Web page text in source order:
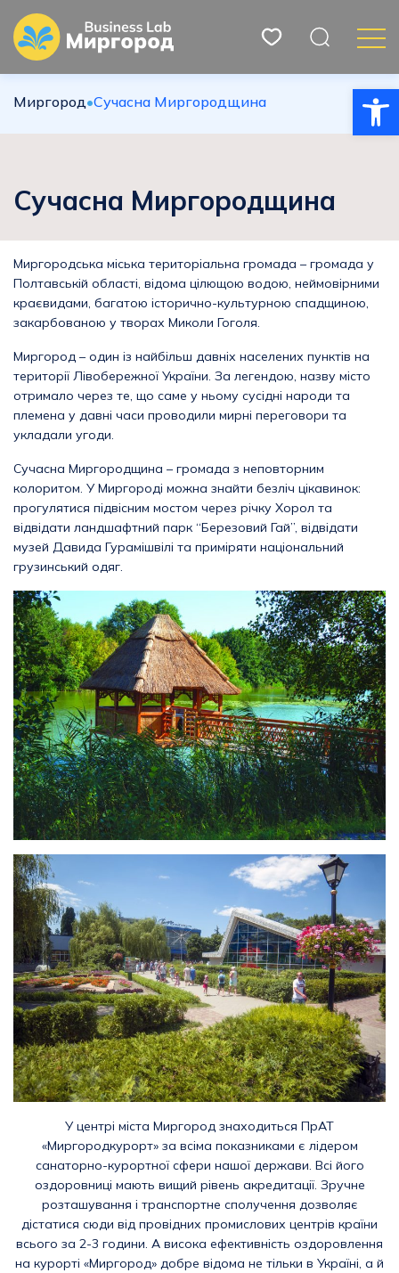
Миргород•Сучасна Миргородщина
Сучасна Миргородщина
Миргородська міська територіальна громада – громада у
Полтавській області, відома цілющою водою, неймовірними
краєвидами, багатою історично-культурною спадщиною,
закарбованою у творах Миколи Гоголя.
Миргород – один із найбільш давніх населених пунктів на
території Лівобережної України. За легендою, назву місто
отримало через те, що саме у ньому сусідні народи та
племена у давні часи проводили мирні переговори та
укладали угоди.
Сучасна Миргородщина – громада з неповторним
колоритом. У Миргороді можна знайти безліч цікавинок:
прогулятися підвісним мостом через річку Хорол та
відвідати ландшафтний парк “Березовий Гай”, відвідати
музей Давида Гурамішвілі та приміряти національний
грузинський одяг.
У центрі міста Миргород знаходиться ПрАТ
«Миргородкурорт» за всіма показниками є лідером
санаторно-курортної сфери нашої держави. Всі його
оздоровниці мають вищий рівень акредитації. Зручне
розташування і транспортне сполучення дозволяє
дістатися сюди від провідних промислових центрів країни
всього за 2-3 години. А висока ефективність оздоровлення
на курорті «Миргород» добре відома не тільки в Україні, а й